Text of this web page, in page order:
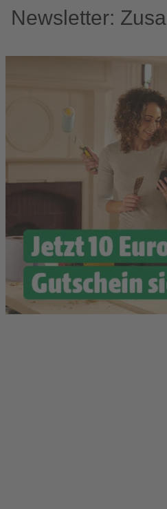
Newsletter: